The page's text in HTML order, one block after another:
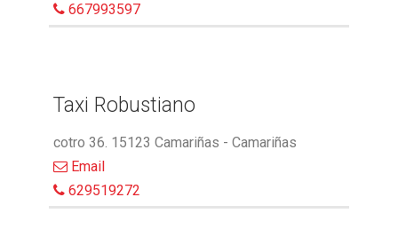
667993597
Taxi Robustiano
cotro 36. 15123 Camariñas - Camariñas
Email
629519272